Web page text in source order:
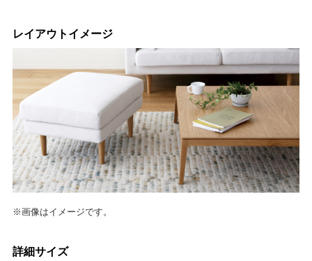
レイアウトイメージ
※画像はイメージです。
詳細サイズ